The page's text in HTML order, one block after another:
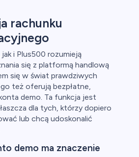
rachunku
i Plus500 rozumieją
się z platformą handlową
się w świat prawdziwych
też oferują bezpłatne,
demo. Ta funkcja jest
dla tych, którzy dopiero
lub chcą udoskonalić
demo ma znaczenie